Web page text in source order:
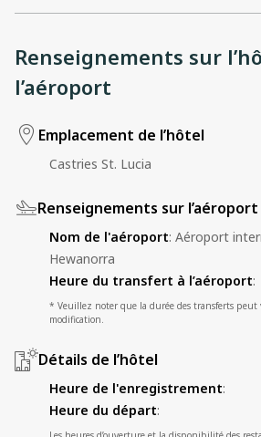
Renseignements sur
l’aéroport
Emplacement de l’hôtel
Castries St. Lucia
Renseignements sur l’aéroport
Nom de l'aéroport: Aéroport
Hewanorra
Heure du transfert à l’aéroport:
* Veuillez noter que la durée des transferts peut
modification.
Détails de l’hôtel
Heure de l'enregistrement:
Heure du départ: